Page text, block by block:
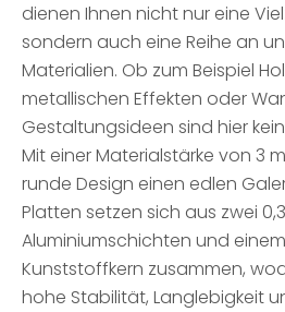
dienen Ihnen nicht nur eine
sondern auch eine Reihe an
Materialien. Ob zum Beispiel
metallischen Effekten oder
Gestaltungsideen sind hier
Mit einer Materialstärke von 3
runde Design einen edlen
Platten setzen sich aus zwei
Aluminiumschichten und
Kunststoffkern zusammen,
hohe Stabilität, Langlebigkeit